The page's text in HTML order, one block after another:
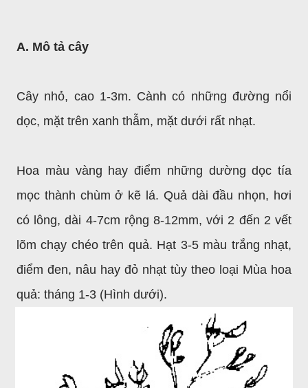
A. Mô tả cây
Cây nhỏ, cao 1-3m. Cành có những đường nổi
dọc, mặt trên xanh thẫm, mặt dưới rất nhạt.
Hoa màu vàng hay điểm những dường dọc tía
mọc thành chùm ở kẽ lá. Quả dài đầu nhọn, hơi
có lông, dài 4-7cm rộng 8-12mm, với 2 đến 2 vết
lõm chạy chéo trên quả. Hạt 3-5 màu trắng nhạt,
điểm đen, nâu hay đỏ nhạt tùy theo loại Mùa hoa
quả: tháng 1-3 (Hình dưới).